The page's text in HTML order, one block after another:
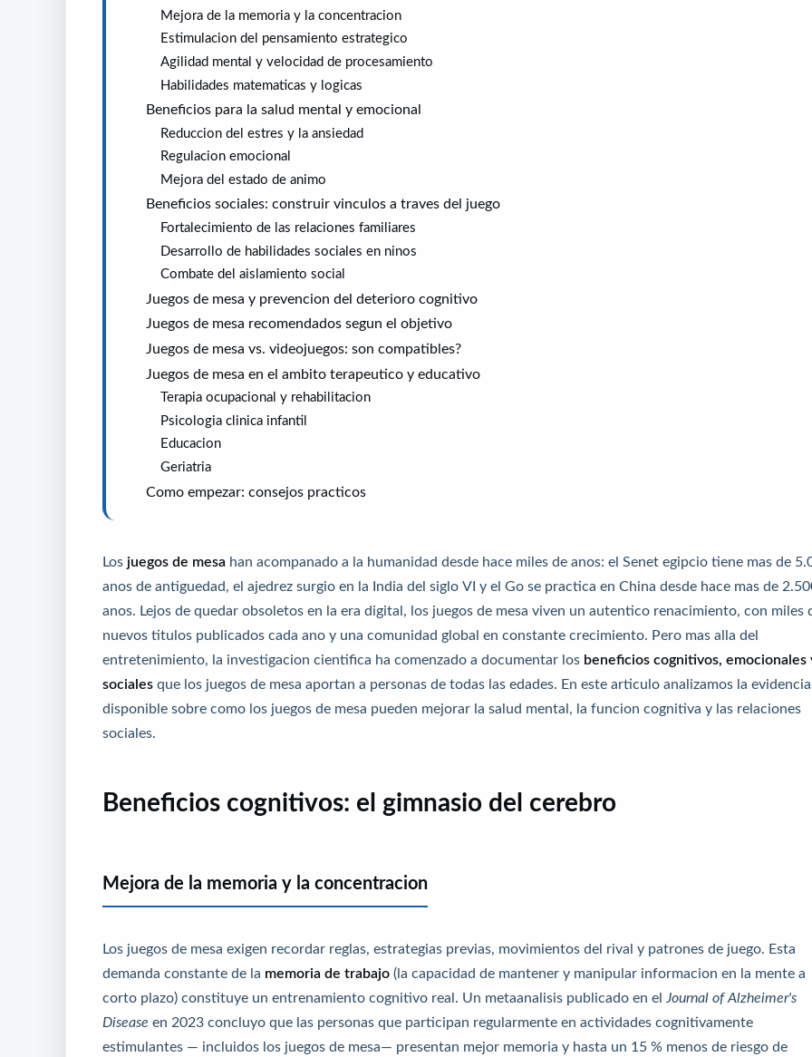
Mejora de la memoria y la concentracion
Estimulacion del pensamiento estrategico
Agilidad mental y velocidad de procesamiento
Habilidades matematicas y logicas
Beneficios para la salud mental y emocional
Reduccion del estres y la ansiedad
Regulacion emocional
Mejora del estado de animo
Beneficios sociales: construir vinculos a traves del juego
Fortalecimiento de las relaciones familiares
Desarrollo de habilidades sociales en ninos
Combate del aislamiento social
Juegos de mesa y prevencion del deterioro cognitivo
Juegos de mesa recomendados segun el objetivo
Juegos de mesa vs. videojuegos: son compatibles?
Juegos de mesa en el ambito terapeutico y educativo
Terapia ocupacional y rehabilitacion
Psicologia clinica infantil
Educacion
Geriatria
Como empezar: consejos practicos
Los juegos de mesa han acompanado a la humanidad desde hace miles de anos: el Senet egipcio tiene mas de
anos de antiguedad, el ajedrez surgio en la India del siglo VI y el Go se practica en China desde hace mas de
anos. Lejos de quedar obsoletos en la era digital, los juegos de mesa viven un autentico renacimiento, con miles
nuevos titulos publicados cada ano y una comunidad global en constante crecimiento. Pero mas alla del
entretenimiento, la investigacion cientifica ha comenzado a documentar los beneficios cognitivos, emocionales
sociales que los juegos de mesa aportan a personas de todas las edades. En este articulo analizamos la evidencia
disponible sobre como los juegos de mesa pueden mejorar la salud mental, la funcion cognitiva y las relaciones
sociales.
Beneficios cognitivos: el gimnasio del cerebro
Mejora de la memoria y la concentracion
Los juegos de mesa exigen recordar reglas, estrategias previas, movimientos del rival y patrones de juego. Esta
demanda constante de la memoria de trabajo (la capacidad de mantener y manipular informacion en la mente a
corto plazo) constituye un entrenamiento cognitivo real. Un metaanalisis publicado en el Journal of Alzheimer's
Disease en 2023 concluyo que las personas que participan regularmente en actividades cognitivamente
estimulantes — incluidos los juegos de mesa— presentan mejor memoria y hasta un 15 % menos de riesgo de